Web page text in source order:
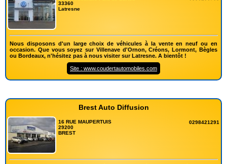
33360
Latresne
Nous disposons d'un large choix de véhicules à la vente en neuf ou en
occasion. Que vous soyez sur Villenave d'Ornon, Créons, Lormont, Bègles
ou Bordeaux, n'hésitez pas à nous visiter sur Latresne. A bientôt !
Site : www.coudertautomobiles.com
Brest Auto Diffusion
16 RUE MAUPERTUIS
29200
BREST
0298421291